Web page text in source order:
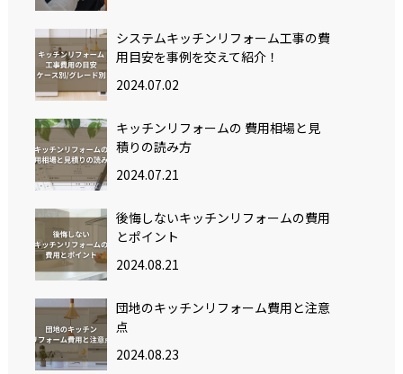
システムキッチンリフォーム工事の費
用目安を事例を交えて紹介！
2024.07.02
キッチンリフォームの 費用相場と見
積りの読み方
2024.07.21
後悔しないキッチンリフォームの費用
とポイント
2024.08.21
団地のキッチンリフォーム費用と注意
点
2024.08.23